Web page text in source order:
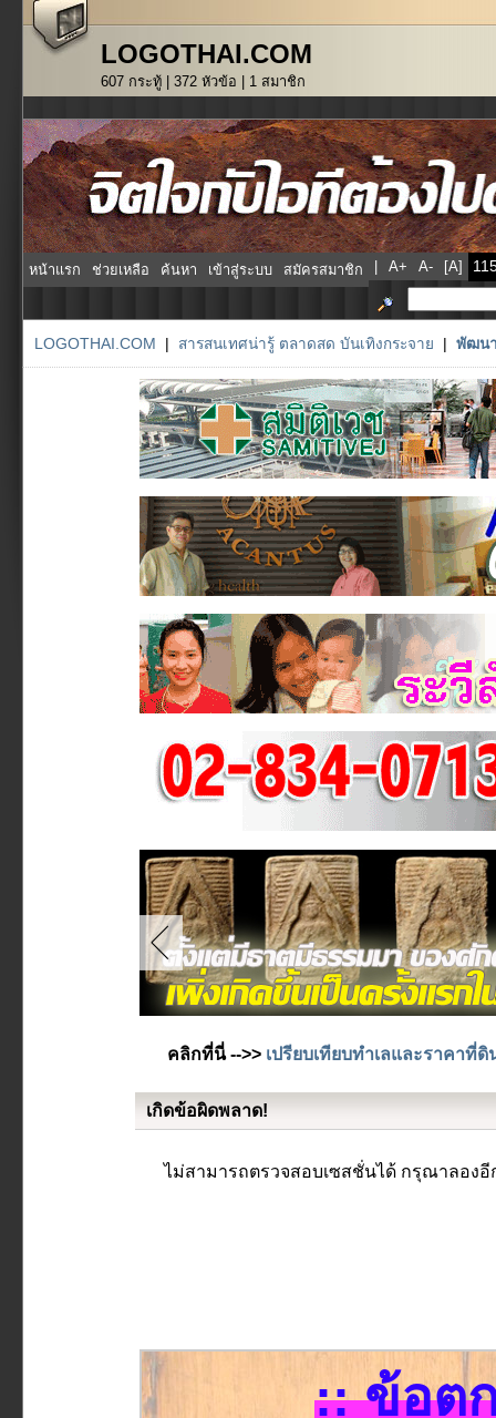
LOGOTHAI.COM
607 กระทู้ | 372 หัวข้อ | 1 สมาชิก
หน้าแรก ช่วยเหลือ ค้นหา เข้าสู่ระบบ สมัครสมาชิก | A+ A- [A]
LOGOTHAI.COM | สารสนเทศน่ารู้ ตลาดสด บันเทิงกระจาย | พัฒนา
คลิกที่นี่ -->> เปรียบเทียบทำเลและราคาที่
เกิดข้อผิดพลาด!
ไม่สามารถตรวจสอบเซสชั่นได้ กรุณาลองอี
:: ข้อต